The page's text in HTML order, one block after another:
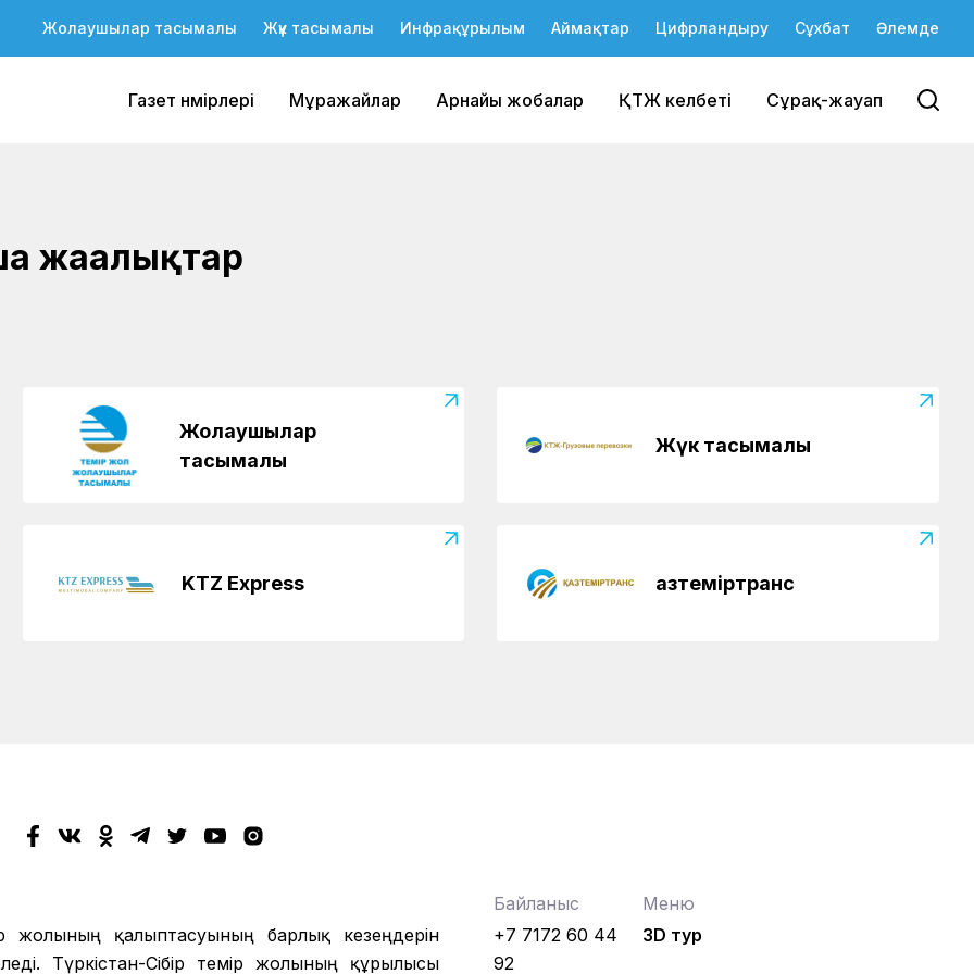
Жолаушылар тасымалы Жүк тасымалы Инфрақұрылым Аймақтар Цифрландыру Сұхбат Әлемде
Газет нөмірлері Мұражайлар Арнайы жобалар ҚТЖ келбеті Сұрақ-жауап
жаңалықтар
командасын
Жолаушылар
тасымалы
Жүк тасымалы
KTZ Express Қазтеміртранс
жолының қалыптасуының барлық кезеңдерін
Түркістан-Сібір темір жолының құрылысы
Байланыс
+7 7172 60 44
92
Меню
3D тур